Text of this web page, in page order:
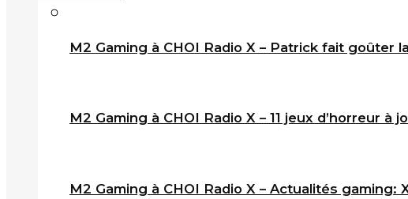
M2 Gaming à CHOI Radio X – Patrick fait goûter
M2 Gaming à CHOI Radio X – 11 jeux d’horreur à
M2 Gaming à CHOI Radio X – Actualités gaming: